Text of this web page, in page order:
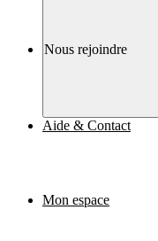
Nous rejoindre
Aide & Contact
Mon espace